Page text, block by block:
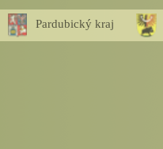
Pardubický kraj